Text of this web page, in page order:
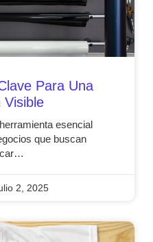
Para Una
Visible
esencial
que buscan
2, 2025